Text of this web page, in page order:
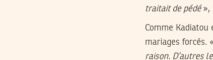
traitait de pédé»,
Comme
mariages forcés.
raison. D’autres